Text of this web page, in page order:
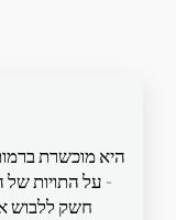
היא מוכשרת
- על התויות
חשק ללבוש